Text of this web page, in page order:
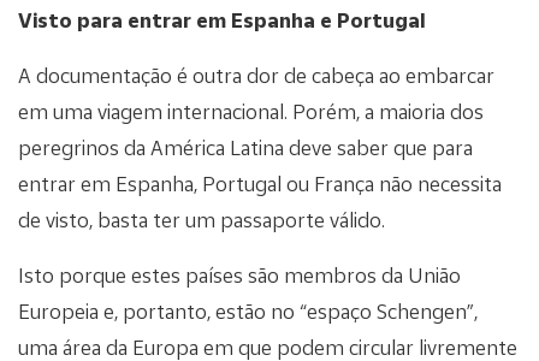
Visto para entrar em Espanha e Portugal
A documentação é outra dor de cabeça ao embarcar
em uma viagem internacional. Porém, a maioria dos
peregrinos da América Latina deve saber que para
entrar em Espanha, Portugal ou França não necessita
de visto, basta ter um passaporte válido.
Isto porque estes países são membros da União
Europeia e, portanto, estão no “espaço Schengen”,
uma área da Europa em que podem circular livremente